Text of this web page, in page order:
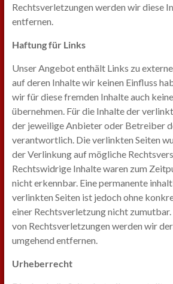
Rechtsverletzungen werden wir diese
entfernen.
Haftung für Links
Unser Angebot enthält Links zu
auf deren Inhalte wir keinen Einfluss
wir für diese fremden Inhalte auch
übernehmen. Für die Inhalte der
der jeweilige Anbieter oder Betreiber
verantwortlich. Die verlinkten Seiten
der Verlinkung auf mögliche
Rechtswidrige Inhalte waren zum
nicht erkennbar. Eine permanente
verlinkten Seiten ist jedoch ohne
einer Rechtsverletzung nicht
von Rechtsverletzungen werden wir
umgehend entfernen.
Urheberrecht